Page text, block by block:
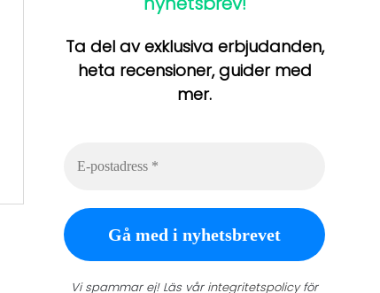
Ta del av exklusiva erbjudanden,
heta recensioner, guider med
mer.
Vi spammar ej! Läs vår integritetspolicyför